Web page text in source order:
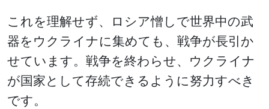
これを理解せず、ロシア憎しで世界中の武
器をウクライナに集めても、戦争が長引か
せています。戦争を終わらせ、ウクライナ
が国家として存続できるように努力すべき
です。